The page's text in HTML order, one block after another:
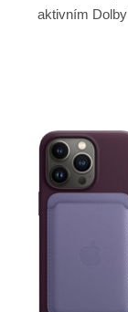
aktivním